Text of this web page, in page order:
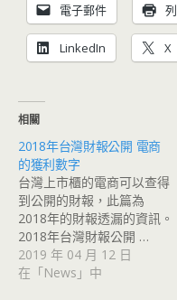
電子郵件
LinkedIn X
相關
2018年台灣財報公開 電商
的獲利數字
台灣上市櫃的電商可以查得
到公開的財報，此篇為
2018年的財報透漏的資訊。
2018年台灣財報公開 …
2019 年 04 月 12 日
在「News」中